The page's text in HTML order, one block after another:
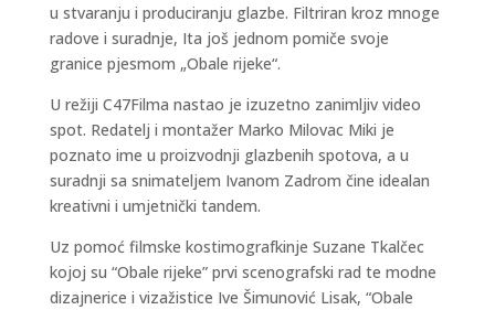
u stvaranju i produciranju glazbe. Filtriran kroz mnoge
radove i suradnje, Ita još jednom pomiče svoje
granice pjesmom „Obale rijeke“.
U režiji C47Filma nastao je izuzetno zanimljiv video
spot. Redatelj i montažer Marko Milovac Miki je
poznato ime u proizvodnji glazbenih spotova, a u
suradnji sa snimateljem Ivanom Zadrom čine idealan
kreativni i umjetnički tandem.
Uz pomoć filmske kostimografkinje Suzane Tkalčec
kojoj su “Obale rijeke” prvi scenografski rad te modne
dizajnerice i vizažistice Ive Šimunović Lisak, “Obale